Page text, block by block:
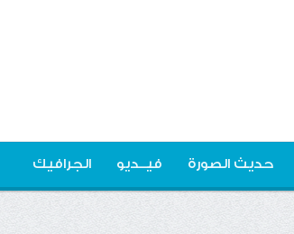
حديث الصورة فيــديو الجرافيك